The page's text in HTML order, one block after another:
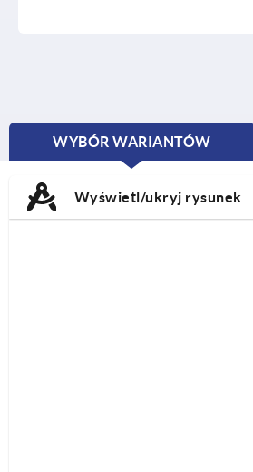
WYBÓR WARIANTÓW
CURRENT
Wyświetl/ukryj rysunek